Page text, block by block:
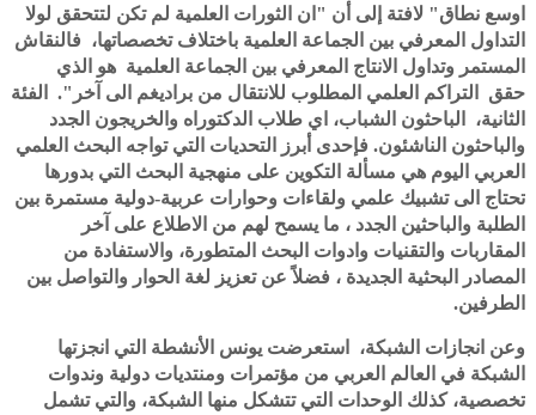
اوسع نطاق" لافتة إلى أن "ان الثورات العلمية لم تكن لتتحقق لولا
التداول المعرفي بين الجماعة العلمية باختلاف تخصصاتها، فالنقاش
المستمر وتداول الانتاج المعرفي بين الجماعة العلمية هو الذي
حقق التراكم العلمي المطلوب للانتقال من براديغم الى آخر". الفئة
الثانية، الباحثون الشباب، اي طلاب الدكتوراه والخريجون الجدد
والباحثون الناشئون. فإحدى أبرز التحديات التي تواجه البحث العلمي
العربي اليوم هي مسألة التكوين على منهجية البحث التي بدورها
تحتاج الى تشبيك علمي ولقاءات وحوارات عربية-دولية مستمرة بين
الطلبة والباحثين الجدد ، ما يسمح لهم من الاطلاع على آخر
المقاربات والتقنيات وادوات البحث المتطورة، والاستفادة من
المصادر البحثية الجديدة ، فضلاً عن تعزيز لغة الحوار والتواصل بين
الطرفين.
وعن انجازات الشبكة، استعرضت يونس الأنشطة التي انجزتها
الشبكة في العالم العربي من مؤتمرات ومنتديات دولية وندوات
تخصصية، كذلك الوحدات التي تتشكل منها الشبكة، والتي تشمل